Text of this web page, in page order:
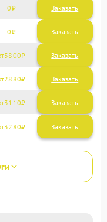
0 Заказать
0 Заказать
3800
2880
3110
3280